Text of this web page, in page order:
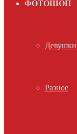
ФОТОШОП
Девушки
Разное